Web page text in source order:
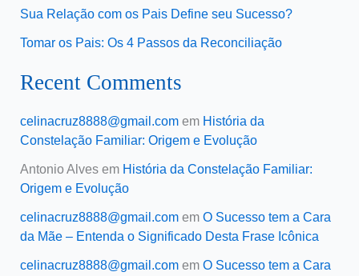
Sua Relação com os Pais Define seu Sucesso?
Tomar os Pais: Os 4 Passos da Reconciliação
Recent Comments
celinacruz8888@gmail.comem História da
Constelação Familiar: Origem e Evolução
Antonio Alvesem História da Constelação Familiar:
Origem e Evolução
celinacruz8888@gmail.comem O Sucesso tem a Cara
da Mãe – Entenda o Significado Desta Frase Icônica
celinacruz8888@gmail.comem O Sucesso tem a Cara